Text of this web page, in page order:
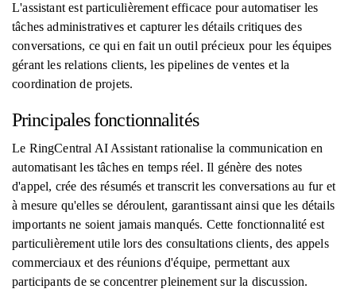
L'assistant est particulièrement efficace pour automatiser les
tâches administratives et capturer les détails critiques des
conversations, ce qui en fait un outil précieux pour les équipes
gérant les relations clients, les pipelines de ventes et la
coordination de projets.
Principales fonctionnalités
Le RingCentral AI Assistant rationalise la communication en
automatisant les tâches en temps réel. Il génère des notes
d'appel, crée des résumés et transcrit les conversations au fur et
à mesure qu'elles se déroulent, garantissant ainsi que les détails
importants ne soient jamais manqués. Cette fonctionnalité est
particulièrement utile lors des consultations clients, des appels
commerciaux et des réunions d'équipe, permettant aux
participants de se concentrer pleinement sur la discussion.